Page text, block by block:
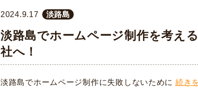
2024.9.17 淡路島
淡路島でホームページ制作を考え
社へ！
淡路島でホームページ制作に失敗しないために 続き